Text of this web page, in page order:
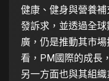
健康、健身與營養
發訴求，並透過全
廣，仍是推動其市
看，PM國際的成長
另一方面也與其組